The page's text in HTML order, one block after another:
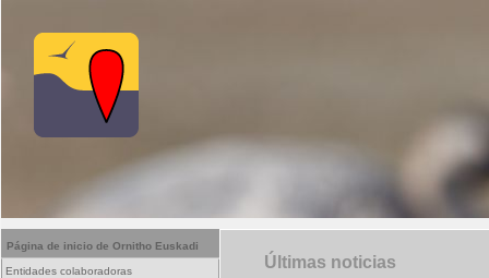
Página de inicio de Ornitho Euskadi
Entidades colaboradoras Últimas noticias